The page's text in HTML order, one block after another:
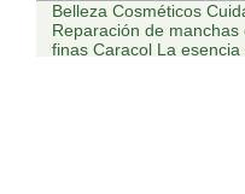
Belleza Cosméticos
Reparación de
finas Caracol La esencia